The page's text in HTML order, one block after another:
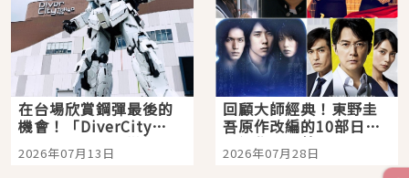
在台場欣賞鋼彈最後的
機會！「DiverCity
Tokyo Plaza」搭船、
購物、美食及夜景，一
2026年07月13日
回顧大師經典！東野圭
吾原作改編的10部日本
影視作品推薦
2026年07月28日